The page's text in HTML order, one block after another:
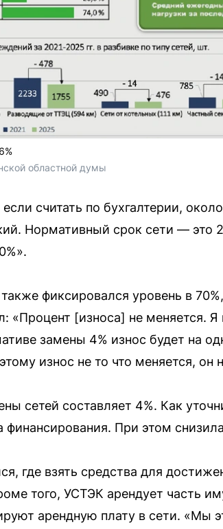
областной думы
считать по бухгалтерии,
Нормативный срок сети — это
фиксировался уровень в
«Процент [износа] не меняется.
замены 4% износ будет на
износ не то что меняется, он
сетей составляет 4%. Как
финансирования. При этом
где взять средства для
того, УСТЭК арендует часть
арендную плату в сети. «Мы